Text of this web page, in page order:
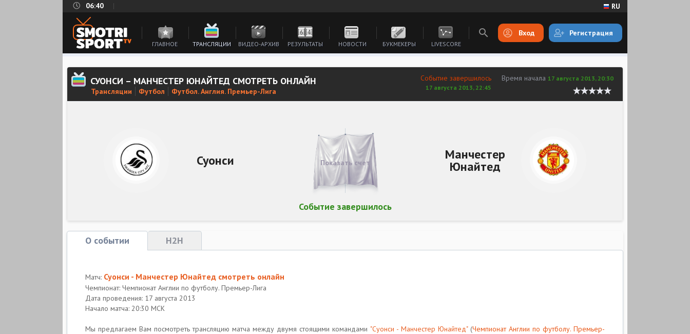
06:40 RU
ГЛАВНОЕ ТРАНСЛЯЦИИ ВИДЕО-АРХИВ РЕЗУЛЬТАТЫ НОВОСТИ БУКМЕКЕРЫ LIVESCORE
Вход Регистрация
СУОНСИ – МАНЧЕСТЕР ЮНАЙТЕД СМОТРЕТЬ ОНЛАЙН
Трансляции Футбол Футбол. Англия. Премьер-Лига
Время начала 17 августа 2013, 20:30
Событие завершилось
17 августа 2013, 22:45
Суонси Манчестер
Юнайтед
Событие завершилось
Показать счет
О событии H2H
Матч: Суонси - Манчестер Юнайтед смотреть онлайн
Чемпионат: Чемпионат Англии по футболу. Премьер-Лига
Дата проведения: 17 августа 2013
Начало матча: 20:30 МСК
Мы предлагаем Вам посмотреть трансляцию матча между двумя стоящими командами "Суонси - Манчестер Юнайтед"(Чемпионат Англии по футболу. Премьер-